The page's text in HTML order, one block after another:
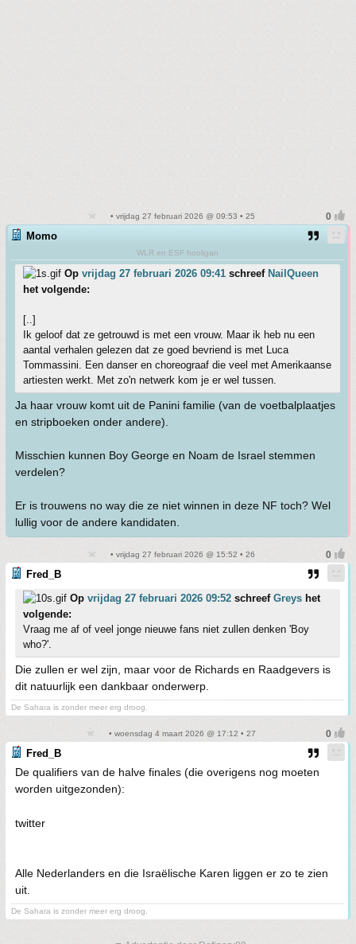
• vrijdag 27 februari 2026 @ 09:53 • 25
Momo
WLR en ESF hooligan
Op vrijdag 27 februari 2026 09:41 schreef NailQueen
het volgende:
[..]
Ik geloof dat ze getrouwd is met een vrouw. Maar ik heb nu een
aantal verhalen gelezen dat ze goed bevriend is met Luca
Tommassini. Een danser en choreograaf die veel met Amerikaanse
artiesten werkt. Met zo'n netwerk kom je er wel tussen.
Ja haar vrouw komt uit de Panini familie (van de voetbalplaatjes
en stripboeken onder andere).
Misschien kunnen Boy George en Noam de Israel stemmen
verdelen?
Er is trouwens no way die ze niet winnen in deze NF toch? Wel
lullig voor de andere kandidaten.
• vrijdag 27 februari 2026 @ 15:52 • 26
Fred_B
Op vrijdag 27 februari 2026 09:52 schreef Greys het
volgende:
Vraag me af of veel jonge nieuwe fans niet zullen denken 'Boy
who?'.
Die zullen er wel zijn, maar voor de Richards en Raadgevers is
dit natuurlijk een dankbaar onderwerp.
De Sahara is zonder meer erg droog.
• woensdag 4 maart 2026 @ 17:12 • 27
Fred_B
De qualifiers van de halve finales (die overigens nog moeten
worden uitgezonden):
twitter
Alle Nederlanders en die Israëlische Karen liggen er zo te zien
uit.
De Sahara is zonder meer erg droog.